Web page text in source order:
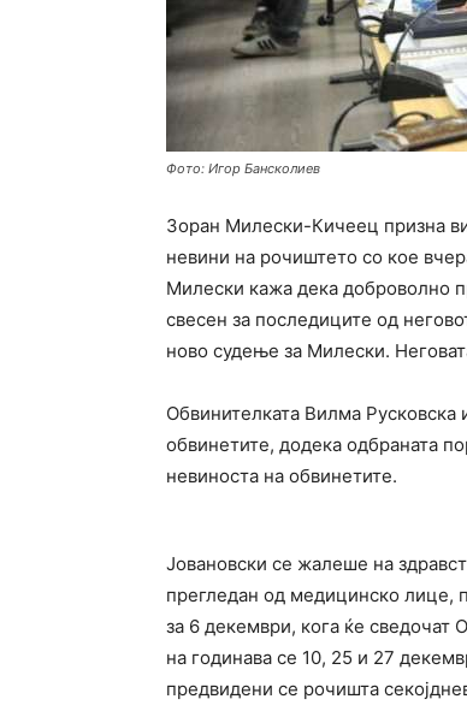
Фото: Игор Бансколиев
Зоран Милески-Кичеец призна
невини на рочиштето со кое
Милески кажа дека доброволно
свесен за последиците од
ново судење за Милески.
Обвинителката Вилма Русковска
обвинетите, додека одбраната
невиноста на обвинетите.
Јовановски се жалеше на
прегледан од медицинско лице,
за 6 декември, кога ќе
на годинава се 10, 25 и 27
предвидени се рочишта